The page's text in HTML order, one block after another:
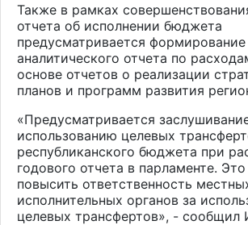
Также в рамках
отчета об исполнении бюджета
предусматривается формирование
аналитического отчета по
основе отчетов о реализации
планов и программ развития
«Предусматривается
использованию целевых
республиканского бюджета при
годового отчета в парламенте.
повысить ответственность
исполнительных органов за
целевых трансфертов», - сообщил